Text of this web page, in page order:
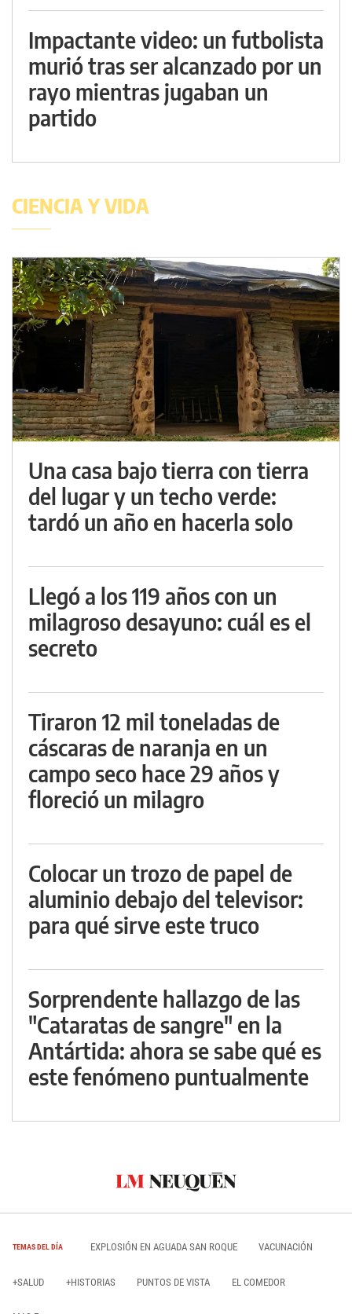
Impactante video: un futbolista
murió tras ser alcanzado por un
rayo mientras jugaban un
partido
CIENCIA Y VIDA
Una casa bajo tierra con tierra
del lugar y un techo verde:
tardó un año en hacerla solo
Llegó a los 119 años con un
milagroso desayuno: cuál es el
secreto
Tiraron 12 mil toneladas de
cáscaras de naranja en un
campo seco hace 29 años y
floreció un milagro
Colocar un trozo de papel de
aluminio debajo del televisor:
para qué sirve este truco
Sorprendente hallazgo de las
"Cataratas de sangre" en la
Antártida: ahora se sabe qué es
este fenómeno puntualmente
TEMAS DEL DÍA EXPLOSIÓN EN AGUADA SAN ROQUE VACUNACIÓN
+SALUD +HISTORIAS PUNTOS DE VISTA EL COMEDOR